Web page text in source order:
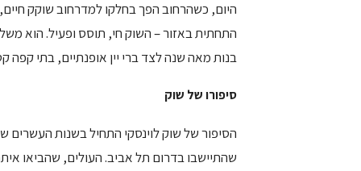
היום, כשהרחוב הפך בחלקו למדרחוב שוקק
התחתית באזור – השוק חי, תוסס ופעיל. הוא
בנות מאה שנה לצד ברי יין אופנתיים, בתי קפה
סיפורו של שוק
הסיפור של שוק לוינסקי התחיל בשנות העשרים
שהתיישבו בדרום תל אביב. העולים, שהביאו